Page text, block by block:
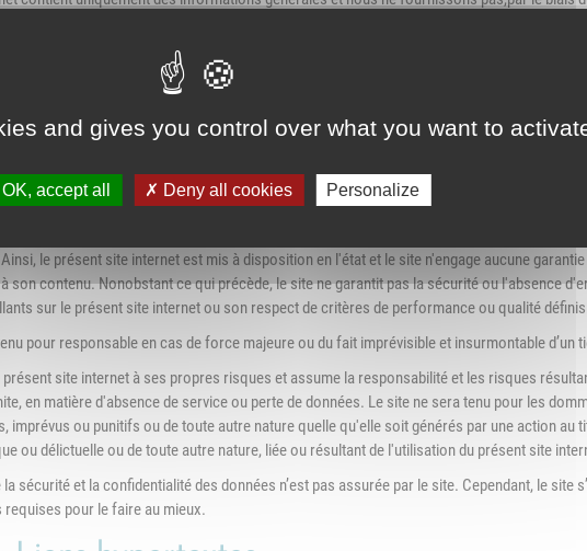
publiées sur le site soient réputées fiables, le site se réserve la faculté d’une non-
sur le site sont présentées à titre purement informatif et sont sans valeur
jour régulières, la responsabilité du site ne peut être engagée en cas de modification des
après la publication. Il en est de même pour l’utilisation et l’interprétation des
responsabilité concernant les éventuels virus pouvant infecter le matériel informatique de
le présent site internet est mis à disposition en l'état et le site n'engage aucune
son contenu. Nonobstant ce qui précède, le site ne garantit pas la sécurité ou l'absence
sur le présent site internet ou son respect de critères de performance ou qualité
pour responsable en cas de force majeure ou du fait imprévisible et insurmontable d’un
présent site internet à ses propres risques et assume la responsabilité et les risques
en matière d'absence de service ou perte de données. Le site ne sera tenu pour les
imprévus ou punitifs ou de toute autre nature quelle qu'elle soit générés par une action au
ou délictuelle ou de toute autre nature, liée ou résultant de l'utilisation du présent site
sécurité et la confidentialité des données n’est pas assurée par le site. Cependant, le site
pour le faire au mieux.
and gives you control over what you want to
OK, accept all Deny all cookies Personalize